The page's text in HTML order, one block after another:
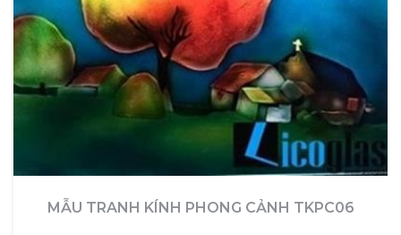
MẪU TRANH KÍNH PHONG CẢNH TKPC06